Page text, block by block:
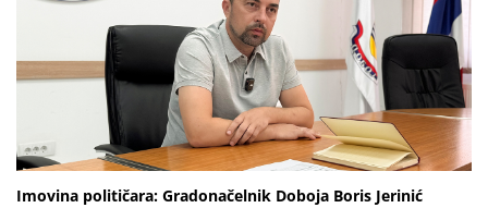
Imovina političara: Gradonačelnik Doboja Boris Jerinić